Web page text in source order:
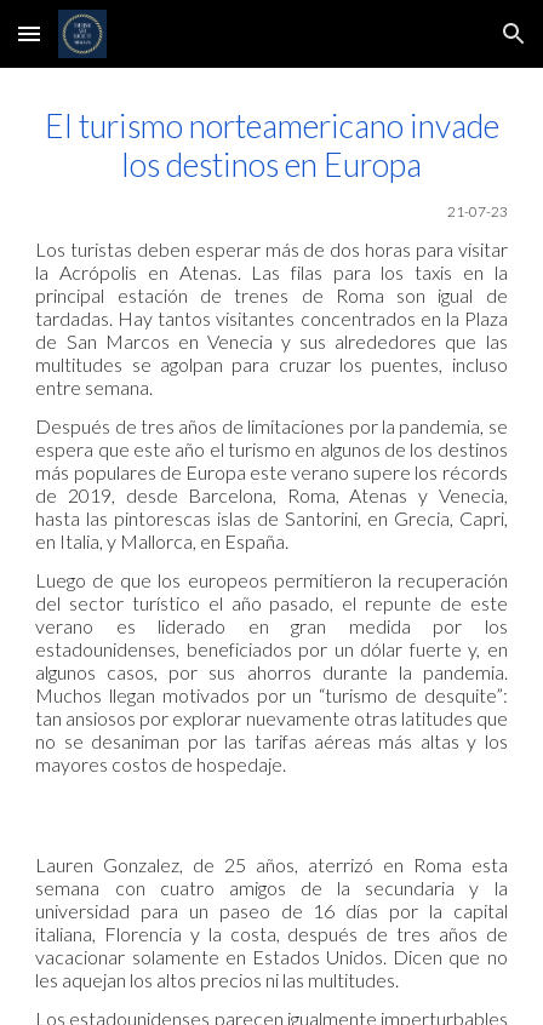
Skip to main content Skip to navigation
El turismo norteamericano invade
los destinos en Europa
21-07-23
Los turistas deben esperar más de dos horas para visitar
la Acrópolis en Atenas. Las filas para los taxis en la
principal estación de trenes de Roma son igual de
tardadas. Hay tantos visitantes concentrados en la Plaza
de San Marcos en Venecia y sus alrededores que las
multitudes se agolpan para cruzar los puentes, incluso
entre semana.
Después de tres años de limitaciones por la pandemia, se
espera que este año el turismo en algunos de los destinos
más populares de Europa este verano supere los récords
de 2019, desde Barcelona, Roma, Atenas y Venecia,
hasta las pintorescas islas de Santorini, en Grecia, Capri,
en Italia, y Mallorca, en España.
Luego de que los europeos permitieron la recuperación
del sector turístico el año pasado, el repunte de este
verano es liderado en gran medida por los
estadounidenses, beneficiados por un dólar fuerte y, en
algunos casos, por sus ahorros durante la pandemia.
Muchos llegan motivados por un “turismo de desquite”:
tan ansiosos por explorar nuevamente otras latitudes que
no se desaniman por las tarifas aéreas más altas y los
mayores costos de hospedaje.
Lauren Gonzalez, de 25 años, aterrizó en Roma esta
semana con cuatro amigos de la secundaria y la
universidad para un paseo de 16 días por la capital
italiana, Florencia y la costa, después de tres años de
vacacionar solamente en Estados Unidos. Dicen que no
les aquejan los altos precios ni las multitudes.
Los estadounidenses parecen igualmente imperturbables